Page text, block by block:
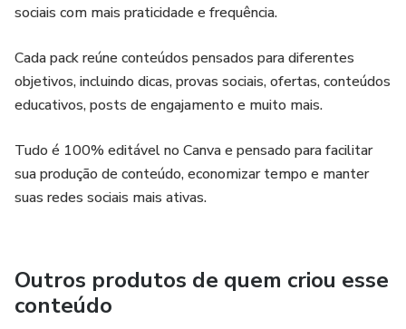
171-180: A Importância dos Selantes Dentais
181-190: Saúde Bucal e Esporte
191-200: Saúde Bucal e Estresse
Contar com ideias de conteúdos já prontas no seu nicho
pode ser uma ótima maneira de criar conteúdo rápido, sem
precisar ficar caçando por novas ideias. Além disso, você
com o seu conhecimento.
❇ E além do Guia, você também receberá um bônus: E-
sociais com mais praticidade e frequência.
Cada pack reúne conteúdos pensados para diferentes
objetivos, incluindo dicas, provas sociais, ofertas, conteúdos
educativos, posts de engajamento e muito mais.
Tudo é 100% editável no Canva e pensado para facilitar
sua produção de conteúdo, economizar tempo e manter
suas redes sociais mais ativas.
Outros produtos de quem criou esse
conteúdo